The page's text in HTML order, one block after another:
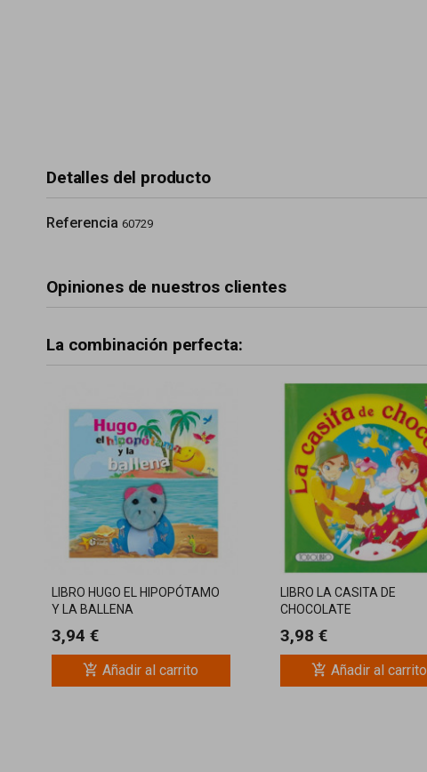
Detalles del producto
Referencia 60729
Opiniones de nuestros clientes
La combinación perfecta:
LIBRO HUGO EL HIPOPÓTAMO
Y LA BALLENA
3,94 €
add_shopping_cart Añadir al carrito
LIBRO LA CASITA DE
CHOCOLATE
3,98 €
add_shopping_cart Añadir al carrito